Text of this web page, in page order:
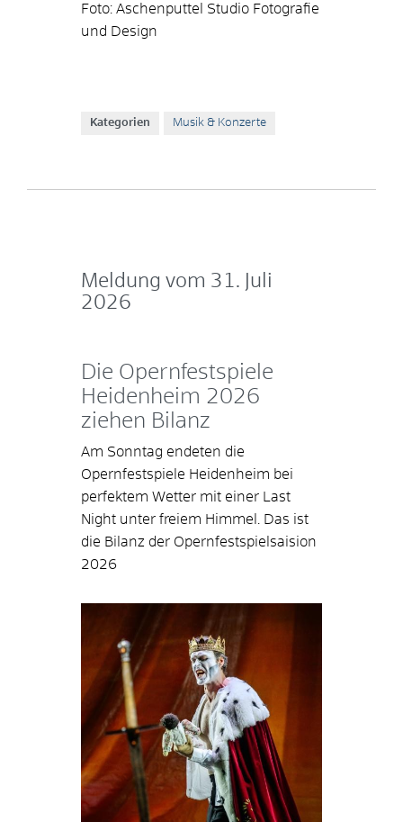
Foto: Aschenputtel Studio Fotografie
und Design
Kategorien Musik & Konzerte
Meldung vom 31. Juli
2026
Die Opernfestspiele
Heidenheim 2026
ziehen Bilanz
Am Sonntag endeten die
Opernfestspiele Heidenheim bei
perfektem Wetter mit einer Last
Night unter freiem Himmel. Das ist
die Bilanz der Opernfestspielsaision
2026